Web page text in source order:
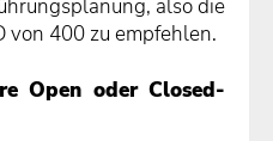
also die
von 400 zu empfehlen.
Open oder Closed-